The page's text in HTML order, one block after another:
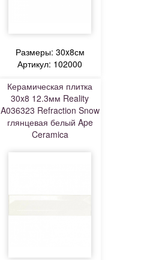
Размеры: 30x8см
Артикул: 102000
Керамическая плитка
30x8 12.3мм Reality
A036323 Refraction Snow
глянцевая белый Ape
Ceramica